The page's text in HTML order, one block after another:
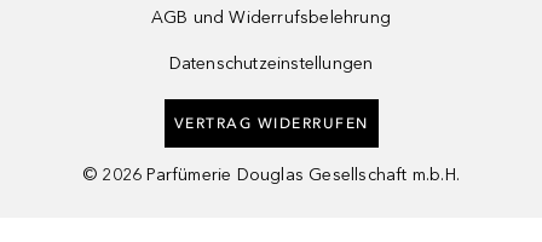
AGB und Widerrufsbelehrung
Datenschutzeinstellungen
VERTRAG WIDERRUFEN
© 2026 Parfümerie Douglas Gesellschaft m.b.H.